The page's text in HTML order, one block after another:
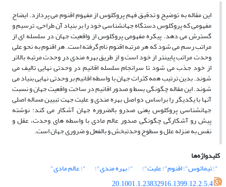
این مقاله به توضیح و تدقیق فهم پروکلوس از مفهوم اقنوم می پردازد. ایضاح
مفهومی که پروکلوس دستگاه جهانشناسی خود را بر بنیاد آن طراحی، ترسیم و
گسترش می دهد. پیکره مفهومی پروکلوس از واقعیت جهان در سلسله ای از
مراتب رسم می شود که هر مرتبه اقنوم نام گرفته است. هر اقنوم به نحو علی
وحدت مراتب پایینتر از خود است و از طریق بهره مندی در وحدت مرتبه بالاتر
از خود جذب می شود تا سرانجام سلسله اقانیم در وحدتی نهایی تالیف می
شوند. بدین ترتیب همه کثرات جهان با واسطه اقانیم بر وحدتی نهایی بنیاد می
شوند. این مقاله چگونگی بسط و صدور اقانیم در ساخت واقعیت جهان و نسبت
آنها با یکدیگر را براساس دو اصل بهره مندی و علیت جهت تبیین مساله اصلی
جهانشناسی پروکلوس یعنی صدرو بالضروره جهان آشکار می کند: نوشته
پیش رو آشکارگی چگونگی صدور عالم مادی با واسطه های وحدت، عقل و
نفس به منزله علل و سطوح وحدتبخش و بالفعل و ضروری جهان است.
کلیدواژه‌ها
"؛ تیمائوس"؛ اقنوم"؛ علیت"؛
"؛ بهره مندی"؛
"؛ عالم مادی"
20.1001.1.23832916.1399.12.2.5.4